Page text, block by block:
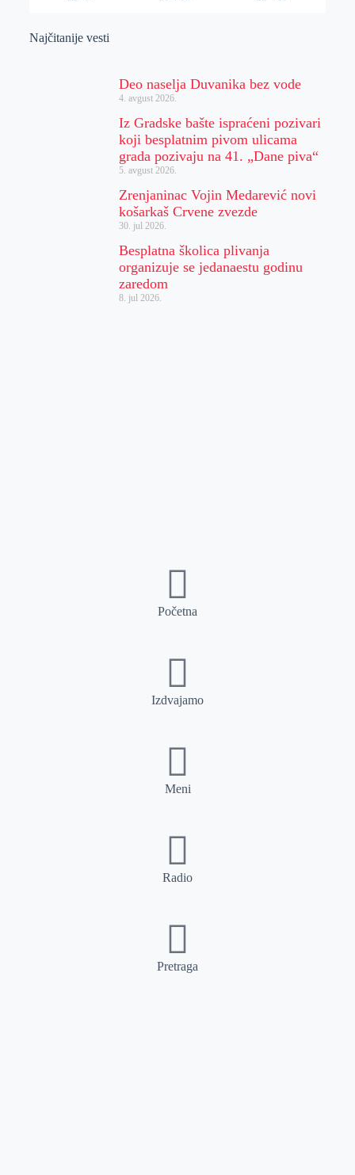
Najčitanije vesti
Deo naselja Duvanika bez vode
4. avgust 2026.
Iz Gradske bašte ispraćeni pozivari
koji besplatnim pivom ulicama
grada pozivaju na 41. „Dane piva“
5. avgust 2026.
Zrenjaninac Vojin Medarević novi
košarkaš Crvene zvezde
30. jul 2026.
Besplatna školica plivanja
organizuje se jedanaestu godinu
zaredom
8. jul 2026.
Početna
Izdvajamo
Meni
Radio
Pretraga